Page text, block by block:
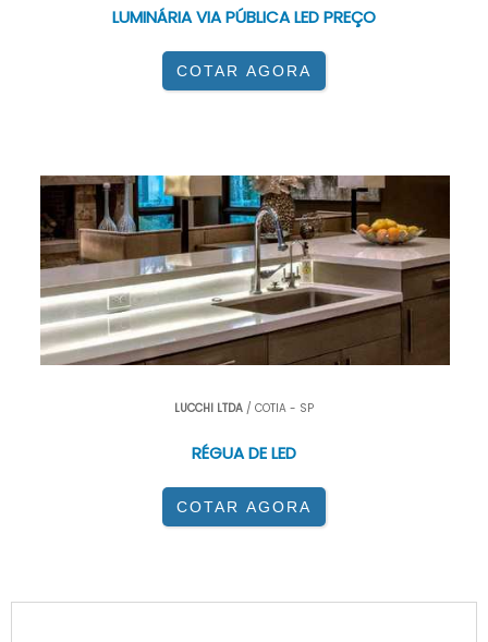
LUMINÁRIA VIA PÚBLICA LED PREÇO
COTAR AGORA
LUCCHI LTDA / COTIA - SP
RÉGUA DE LED
COTAR AGORA